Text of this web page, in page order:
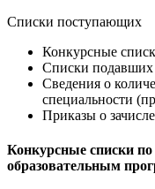
Списки поступающих
Конкурсные
Списки подавших
Сведения о
специальности
Приказы о
Конкурсные списки
образовательным